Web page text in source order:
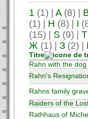
1 (1) A (8)
(1)
H (8) I
(15)
S (9) T
Ж (1) З (2)
Titre
Rahn with the dog
Rahn's
Rahns family
Raiders of the
Rathhaus of